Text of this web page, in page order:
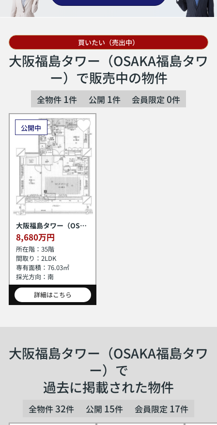
買いたい（売出中）
大阪福島タワー（OSAKA福島タワ
ー）で販売中の物件
全物件 1件 公開 1件 会員限定 0件
公開中
大阪福島タワー（OSAKA福島タワー）
8,680万円
所在階： 35階
間取り： 2LDK
専有面積： 76.03㎡
採光方向： 南
詳細はこちら
大阪福島タワー（OSAKA福島タワ
ー）で
過去に掲載された物件
全物件32件 公開 15件 会員限定 17件